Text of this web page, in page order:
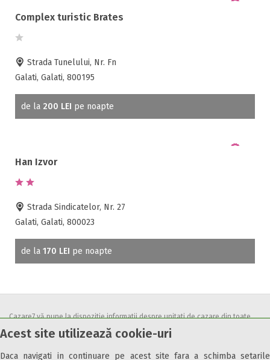
Acest site utilizează cookie-uri
Daca navigati in continuare pe acest site fara a schimba setarile
Complex turistic Brates
Strada Tunelului, Nr. Fn
Galati, Galati, 800195
de la 200 LEI pe noapte
Han Izvor
Strada Sindicatelor, Nr. 27
Galati, Galati, 800023
de la 170 LEI pe noapte
Cazare7 vă pune la dispozitie informatii despre unitati de cazare din toate
zonele turistice, oferte speciale, rezervari online.